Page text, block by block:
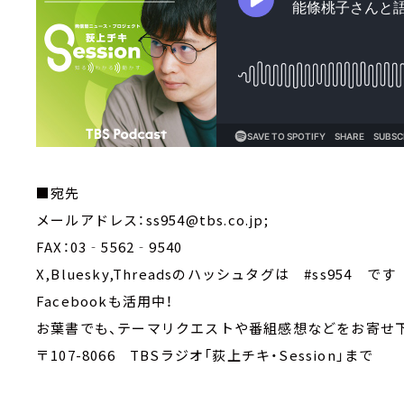
■宛先
メールアドレス：ss954@tbs.co.jp;
FAX：03‐5562‐9540
X,Bluesky,Threadsのハッシュタグは #ss954 です
Facebookも活用中！
お葉書でも、テーマリクエストや番組感想などをお寄せ
〒107-8066 TBSラジオ「荻上チキ・Session」まで